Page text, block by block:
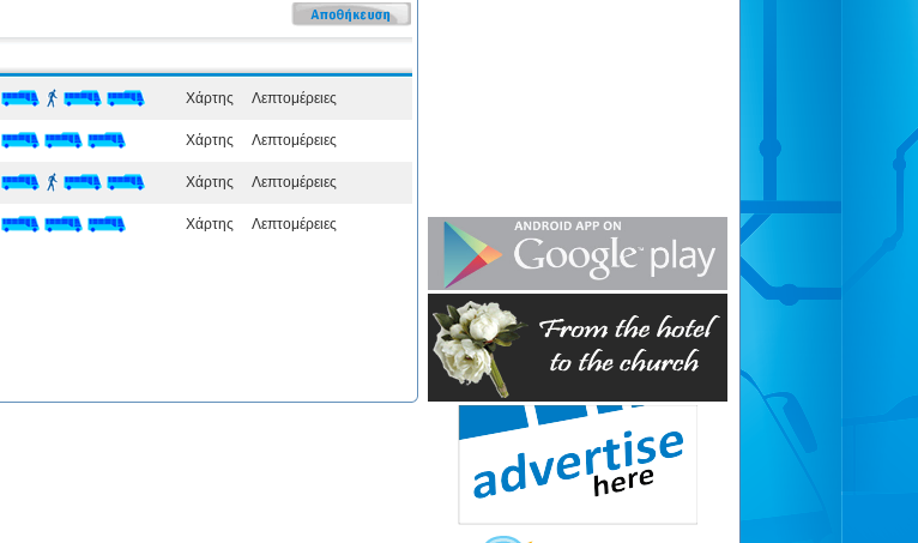
Χάρτης Λεπτομέρειες
Χάρτης Λεπτομέρειες
Χάρτης Λεπτομέρειες
Χάρτης Λεπτομέρειες